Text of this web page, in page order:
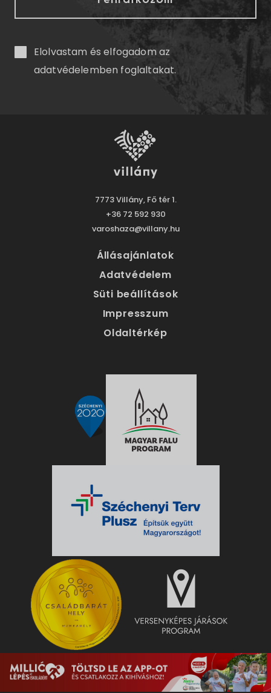
Elolvastam és elfogadom az
adatvédelemben foglaltakat.
7773 Villány, Fő tér 1.
+36 72 592 930
varoshaza@villany.hu
Állásajánlatok
Adatvédelem
Süti beállítások
Impresszum
Oldaltérkép